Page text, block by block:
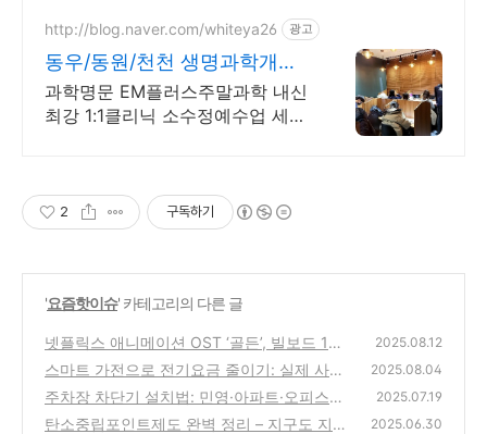
http://blog.naver.com/whiteya26 광고
동우/동원/천천 생명과학개강
재원생전용 고급스터디카페
과학명문 EM플러스주말과학 내신
최강 1:1클리닉 소수정예수업 세특
2 구독하기
'요즘핫이슈' 카테고리의 다른 글
넷플릭스 애니메이션 OST ‘골든’, 빌보드 1
위… 케이컬처의 지평을 넓히다
(5)
2025.08.12
스마트 가전으로 전기요금 줄이기: 실제 사례
와 숫자로 풀어본 전략
(5)
2025.08.04
주차장 차단기 설치법: 민영·아파트·오피스별
절차와 법적 기준 완벽정리
(1)
2025.07.19
탄소중립포인트제도 완벽 정리 – 지구도 지키
2025.06.30